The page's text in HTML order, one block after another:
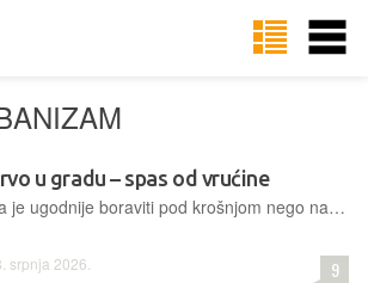
u gradu – spas od vrućine
Da je ugodnije boraviti pod krošnjom nego na vrelom asfaltu zna svatko, ali ne zna koliko je to unosno i za zdravlje korisno. To znaju znanstvenici – jer su istraživali. Vrlo egzaktno, dakako
srpnja 2026. 9